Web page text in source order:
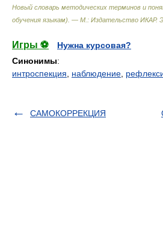
Новый словарь методических терминов и
обучения языкам). — М.: Издательство ИКАР.
Игры ⚽
Нужна курсовая?
Синонимы:
интроспекция
наблюдение
САМОКОРРЕКЦИЯ